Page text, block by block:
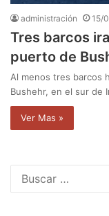
administración 15/
Tres barcos
puerto de
Al menos tres barcos
Bushehr, en el sur de
Ver Mas »